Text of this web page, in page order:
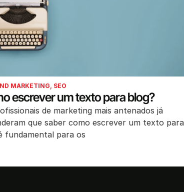
MARKETING, SEO
escrever um texto para blog?
de marketing mais antenados já
que saber como escrever um texto para
fundamental para os